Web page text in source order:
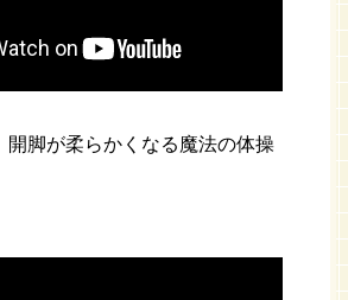
脚が柔らかくなる魔法の体操